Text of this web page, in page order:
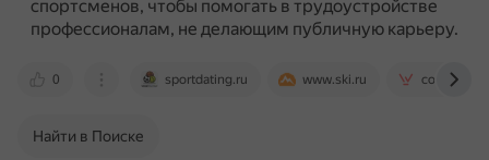
спортсменов, чтобы помогать в трудоустройстве
профессионалам, не делающим публичную карьеру.
0 sportdating.ru www.ski.ru
Найти в Поиске